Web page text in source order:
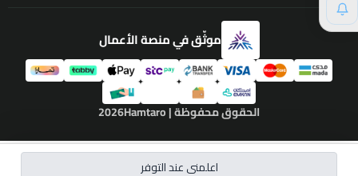
اعلمني عند التوفر
موثّق في منصة الأعمال
الحقوق محفوظة | 2026Hamtaro
برنامج الولاء